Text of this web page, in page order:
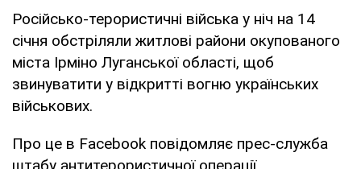
Російсько-терористичні війська у ніч на 14
січня обстріляли житлові райони окупованого
міста Ірміно Луганської області, щоб
звинуватити у відкритті вогню українських
військових.
Про це в Facebook повідомляє прес-служба
штабу антитерористичної операції.